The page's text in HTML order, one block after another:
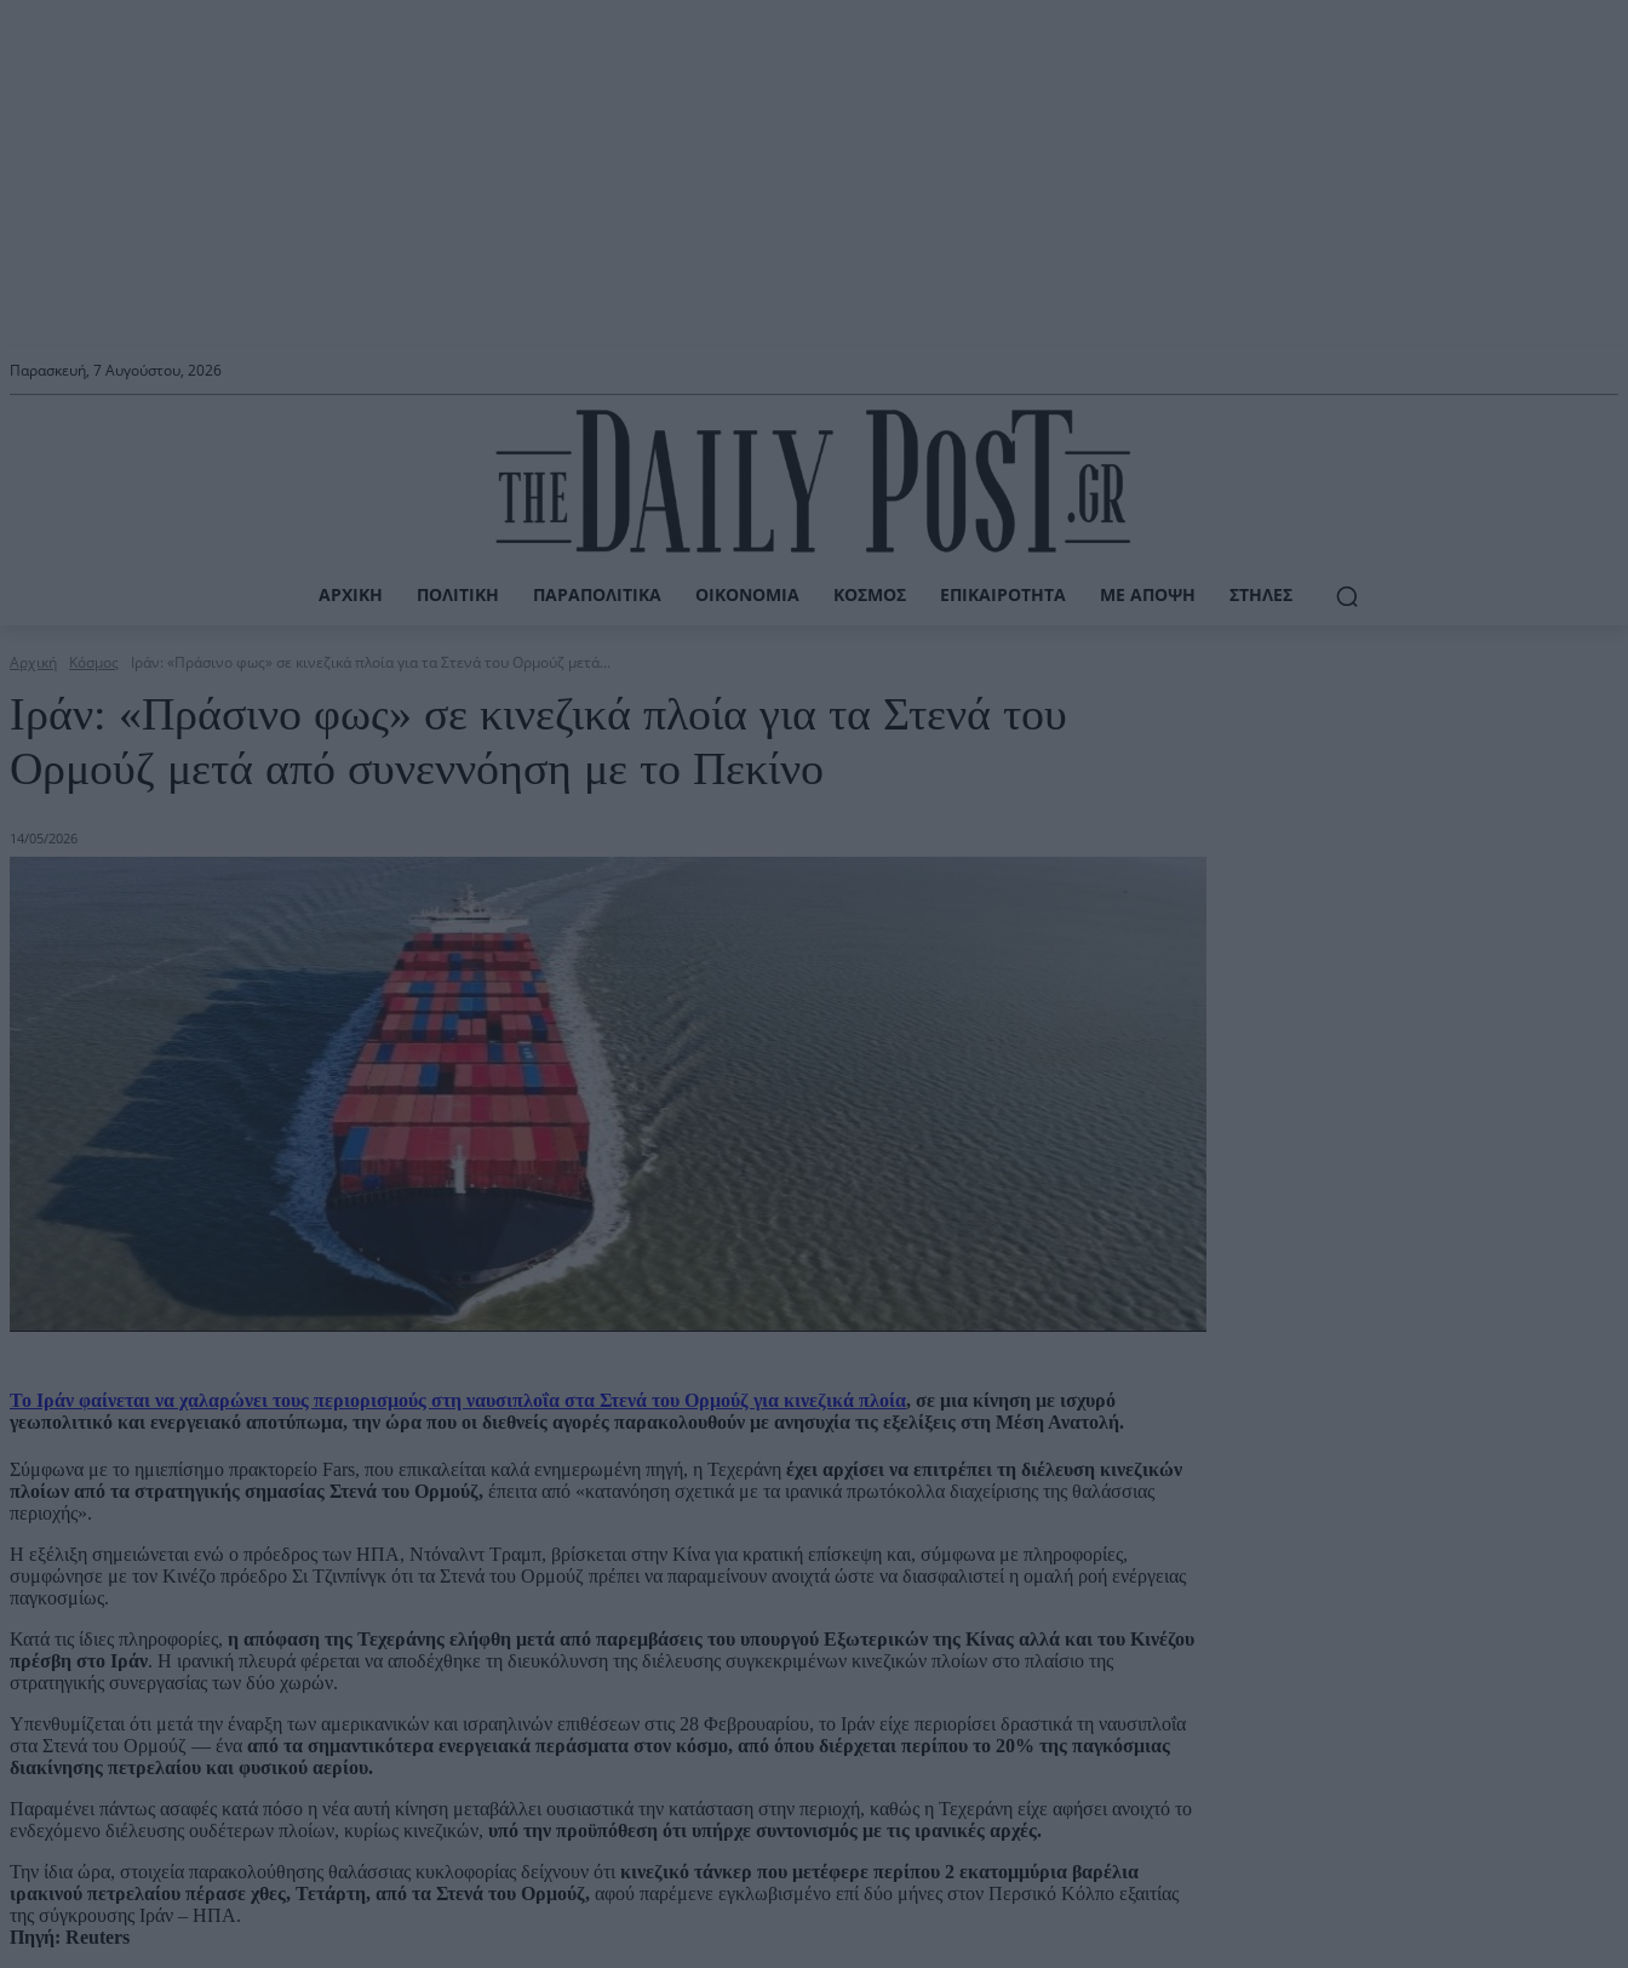
Παρασκευή, 7 Αυγούστου, 2026
ΑΡΧΙΚΉ ΠΟΛΙΤΙΚΉ ΠΑΡΑΠΟΛΙΤΙΚΆ ΟΙΚΟΝΟΜΊΑ ΚΌΣΜΟΣ ΕΠΙΚΑΙΡΌΤΗΤΑ ΜΕ ΆΠΟΨΗ ΣΤΉΛΕΣ
Αρχική Κόσμος Ιράν: «Πράσινο φως» σε κινεζικά πλοία για τα Στενά του Ορμούζ μετά...
Ιράν: «Πράσινο φως» σε κινεζικά πλοία για τα Στενά του
Ορμούζ μετά από συνεννόηση με το Πεκίνο
14/05/2026
Το Ιράν φαίνεται να χαλαρώνει τους περιορισμούς στη ναυσιπλοΐα στα Στενά του Ορμούζ για κινεζικά πλοία, σε μια κίνηση με ισχυρό
γεωπολιτικό και ενεργειακό αποτύπωμα, την ώρα που οι διεθνείς αγορές παρακολουθούν με ανησυχία τις εξελίξεις στη Μέση Ανατολή.
Σύμφωνα με το ημιεπίσημο πρακτορείο Fars, που επικαλείται καλά ενημερωμένη πηγή, η Τεχεράνη έχει αρχίσει να επιτρέπει τη διέλευση κινεζικών
πλοίων από τα στρατηγικής σημασίας Στενά του Ορμούζ, έπειτα από «κατανόηση σχετικά με τα ιρανικά πρωτόκολλα διαχείρισης της θαλάσσιας
περιοχής».
Η εξέλιξη σημειώνεται ενώ ο πρόεδρος των ΗΠΑ, Ντόναλντ Τραμπ, βρίσκεται στην Κίνα για κρατική επίσκεψη και, σύμφωνα με πληροφορίες,
συμφώνησε με τον Κινέζο πρόεδρο Σι Τζινπίνγκ ότι τα Στενά του Ορμούζ πρέπει να παραμείνουν ανοιχτά ώστε να διασφαλιστεί η ομαλή ροή ενέργειας
παγκοσμίως.
Κατά τις ίδιες πληροφορίες, η απόφαση της Τεχεράνης ελήφθη μετά από παρεμβάσεις του υπουργού Εξωτερικών της Κίνας αλλά και του Κινέζου
πρέσβη στο Ιράν. Η ιρανική πλευρά φέρεται να αποδέχθηκε τη διευκόλυνση της διέλευσης συγκεκριμένων κινεζικών πλοίων στο πλαίσιο της
στρατηγικής συνεργασίας των δύο χωρών.
Υπενθυμίζεται ότι μετά την έναρξη των αμερικανικών και ισραηλινών επιθέσεων στις 28 Φεβρουαρίου, το Ιράν είχε περιορίσει δραστικά τη ναυσιπλοΐα
στα Στενά του Ορμούζ — ένα από τα σημαντικότερα ενεργειακά περάσματα στον κόσμο, από όπου διέρχεται περίπου το 20% της παγκόσμιας
διακίνησης πετρελαίου και φυσικού αερίου.
Παραμένει πάντως ασαφές κατά πόσο η νέα αυτή κίνηση μεταβάλλει ουσιαστικά την κατάσταση στην περιοχή, καθώς η Τεχεράνη είχε αφήσει ανοιχτό το
ενδεχόμενο διέλευσης ουδέτερων πλοίων, κυρίως κινεζικών, υπό την προϋπόθεση ότι υπήρχε συντονισμός με τις ιρανικές αρχές.
Την ίδια ώρα, στοιχεία παρακολούθησης θαλάσσιας κυκλοφορίας δείχνουν ότι κινεζικό τάνκερ που μετέφερε περίπου 2 εκατομμύρια βαρέλια
ιρακινού πετρελαίου πέρασε χθες, Τετάρτη, από τα Στενά του Ορμούζ, αφού παρέμενε εγκλωβισμένο επί δύο μήνες στον Περσικό Κόλπο εξαιτίας
της σύγκρουσης Ιράν – ΗΠΑ.
Πηγή: Reuters